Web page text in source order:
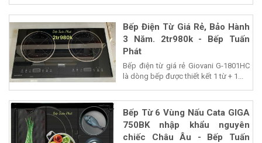
Bếp Điện Từ Giá Rẻ, Bảo Hành
3 Năm. 2tr980k - Bếp Tuấn
Phát
Bếp điện từ giá rẻ Giovani G-1801HC
là dòng bếp được thiết kết 1 từ + 1...
Bếp Từ 6 Vùng Nấu Cata GIGA
750BK nhập khẩu nguyên
chiếc Châu Âu - Bếp Tuấn